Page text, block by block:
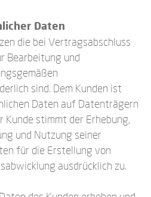
Daten
die bei Vertragsabschluss
Bearbeitung und
sind. Dem Kunden ist
Daten auf Datenträgern
Kunde stimmt der Erhebung,
und Nutzung seiner
für die Erstellung von
ausdrücklich zu.